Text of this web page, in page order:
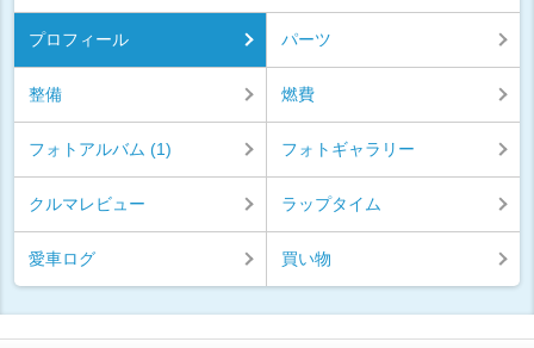
プロフィール パーツ
整備 燃費
フォトアルバム (1) フォトギャラリー
クルマレビュー ラップタイム
愛車ログ 買い物